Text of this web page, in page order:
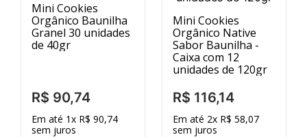
Mini Cookies
Orgânico Baunilha
Granel 30 unidades
de 40gr
R$ 90,74
Em até 1x R$ 90,74
sem juros
Mini Cookies
Orgânico Native
Sabor Baunilha -
Caixa com 12
unidades de 120gr
R$ 116,14
Em até 2x R$ 58,07
sem juros